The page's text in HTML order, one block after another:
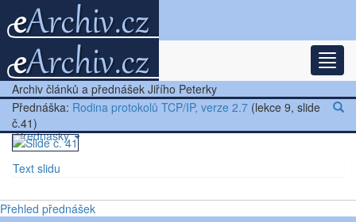
Nejnovější články
Další články
Přednášky
Ostatní
Archiv článků a přednášek Jiřího Peterky
Přednáška: Rodina protokolů TCP/IP, verze 2.7 (lekce 9, slide
č.41)
Text slidu
Přehled přednášek